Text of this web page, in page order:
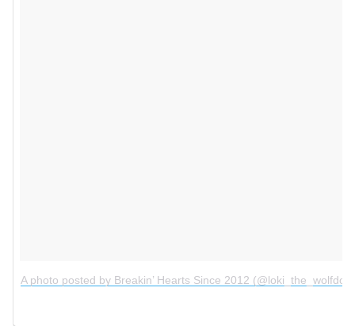
A photo posted by Breakin’ Hearts Since 2012 (@loki_the_wolfdog)